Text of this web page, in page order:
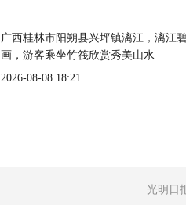
广西桂林市阳朔县兴坪镇漓江，漓江
画，游客乘坐竹筏欣赏秀美山水
2026-08-08 18:21
光明日